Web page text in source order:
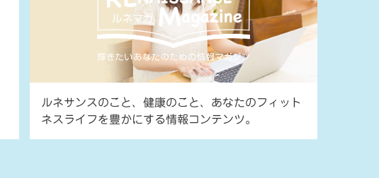
ルネサンスのこと、健康のこと、あなたのフィット
ネスライフを豊かにする情報コンテンツ。